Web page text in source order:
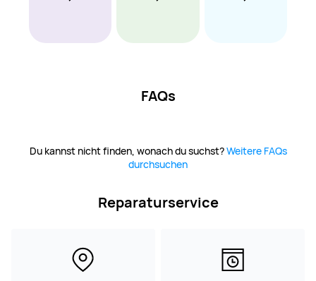
FAQs
Du kannst nicht finden, wonach du suchst?Weitere FAQs
durchsuchen
Reparaturservice